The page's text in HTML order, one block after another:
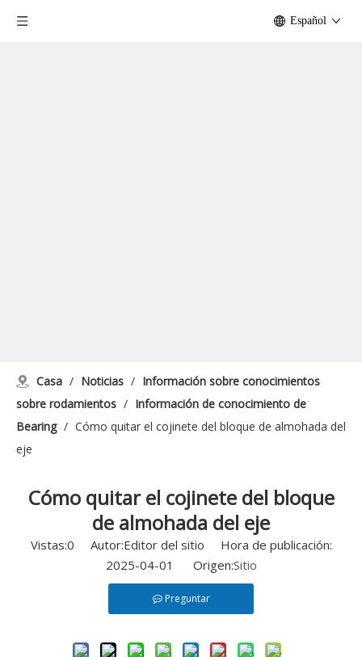
Español
Casa / Noticias / Información sobre conocimientos
sobre rodamientos / Información de conocimiento de
Bearing / Cómo quitar el cojinete del bloque de almohada del
eje
Cómo quitar el cojinete del bloque
de almohada del eje
Vistas:0 Autor:Editor del sitio Hora de publicación:
2025-04-01 Origen:Sitio
Preguntar